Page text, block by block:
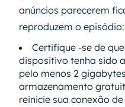
anúncios parecerem
reproduzem o episódio:
Certifique -se de
dispositivo tenha sido
pelo menos 2
armazenamento
reinicie sua conexão de